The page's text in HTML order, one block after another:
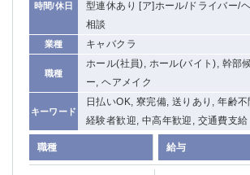
時間/休日
型連休あり [ア]ホール/ドライバー/
相談
業種 キャバクラ
職種
ホール(社員), ホール(バイト), 幹部
ー, ヘアメイク
キーワード
日払いOK, 寮完備, 送りあり, 年齢
経験者歓迎, 中高年歓迎, 交通費支給
職種 給与
埼玉県
大宮
川越
熊谷
獨協大学前＜草加松原＞ 北浦和（西口）
春日部
川口
蕨